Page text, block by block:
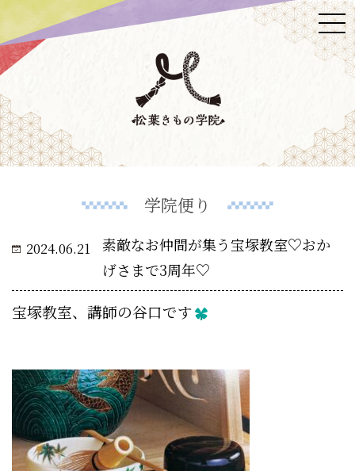
学院便り
2024.06.21
素敵なお仲間が集う宝塚教室♡おか
げさまで3周年♡
宝塚教室、講師の谷口です